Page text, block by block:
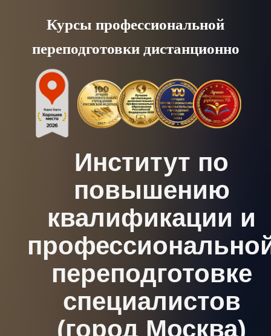
content
Курсы профессиональной
переподготовки дистанционно
Институт по
повышению
квалификации и
переподготовке
специалистов
(город Москва)